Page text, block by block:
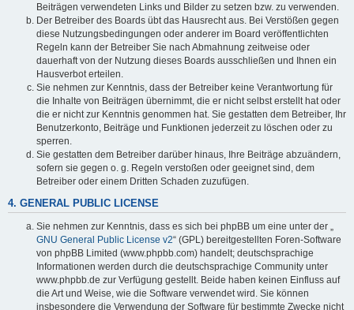
Beiträgen verwendeten Links und Bilder zu setzen bzw. zu verwenden.
Der Betreiber des Boards übt das Hausrecht aus. Bei Verstößen gegen
diese Nutzungsbedingungen oder anderer im Board veröffentlichten
Regeln kann der Betreiber Sie nach Abmahnung zeitweise oder
dauerhaft von der Nutzung dieses Boards ausschließen und Ihnen ein
Hausverbot erteilen.
Sie nehmen zur Kenntnis, dass der Betreiber keine Verantwortung für
die Inhalte von Beiträgen übernimmt, die er nicht selbst erstellt hat oder
die er nicht zur Kenntnis genommen hat. Sie gestatten dem Betreiber, Ihr
Benutzerkonto, Beiträge und Funktionen jederzeit zu löschen oder zu
sperren.
Sie gestatten dem Betreiber darüber hinaus, Ihre Beiträge abzuändern,
sofern sie gegen o. g. Regeln verstoßen oder geeignet sind, dem
Betreiber oder einem Dritten Schaden zuzufügen.
4. GENERAL PUBLIC LICENSE
Sie nehmen zur Kenntnis, dass es sich bei phpBB um eine unter der „
GNU General Public License v2“ (GPL) bereitgestellten Foren-Software
von phpBB Limited (www.phpbb.com) handelt; deutschsprachige
Informationen werden durch die deutschsprachige Community unter
www.phpbb.de zur Verfügung gestellt. Beide haben keinen Einfluss auf
die Art und Weise, wie die Software verwendet wird. Sie können
insbesondere die Verwendung der Software für bestimmte Zwecke nicht